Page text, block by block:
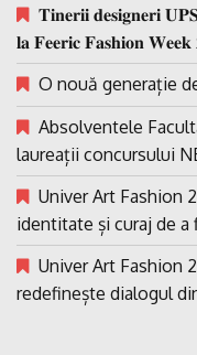
𝐓𝐢𝐧𝐞𝐫𝐢𝐢 𝐝𝐞𝐬𝐢𝐠𝐧𝐞𝐫𝐢
𝐥𝐚 𝐅𝐞𝐞𝐫𝐢𝐜 𝐅𝐚𝐬𝐡𝐢𝐨𝐧 𝐖𝐞𝐞𝐤
O nouă generație
Absolventele
laureații concursului
Univer Art Fashion
identitate și curaj de a
Univer Art Fashion
redefinește dialogul